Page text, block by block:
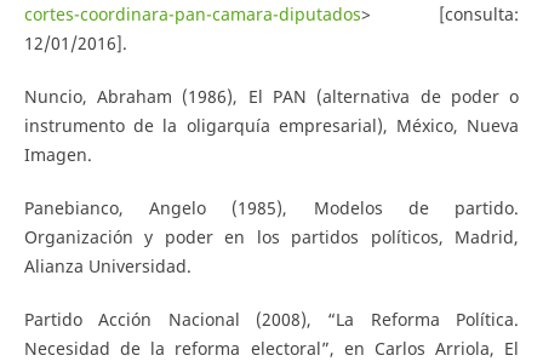
cortes-coordinara-pan-camara-diputados> [consulta:
12/01/2016].
Nuncio, Abraham (1986), El PAN (alternativa de poder o
instrumento de la oligarquía empresarial), México, Nueva
Imagen.
Panebianco, Angelo (1985), Modelos de partido.
Organización y poder en los partidos políticos, Madrid,
Alianza Universidad.
Partido Acción Nacional (2008), “La Reforma Política.
Necesidad de la reforma electoral”, en Carlos Arriola, El